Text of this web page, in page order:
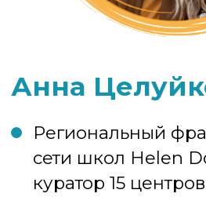
ул. Железнодорожная, д. 2/1, Краснодар
Адрес:
СВЯЗАТЬСЯ С НАМИ